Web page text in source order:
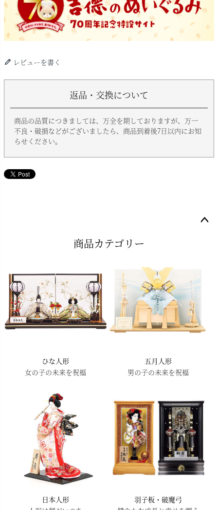
レビューを書く
返品・交換について
商品の品質につきましては、万全を期しておりますが、万一
不良・破損などがございましたら、商品到着後7日以内にお知
らせください。
商品カテゴリー
ひな人形
女の子の未来を祝福
五月人形
男の子の未来を祝福
日本人形
羽子板・破魔弓